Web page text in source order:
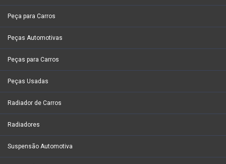
Peça para Carros
Peças Automotivas
Peças para Carros
Peças Usadas
Radiador de Carros
Radiadores
Suspensão Automotiva